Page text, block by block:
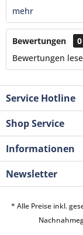
mehr
Bewertungen
0
Bewertungen
Service Hotline
Shop Service
Informationen
Newsletter
* Alle Preise inkl.